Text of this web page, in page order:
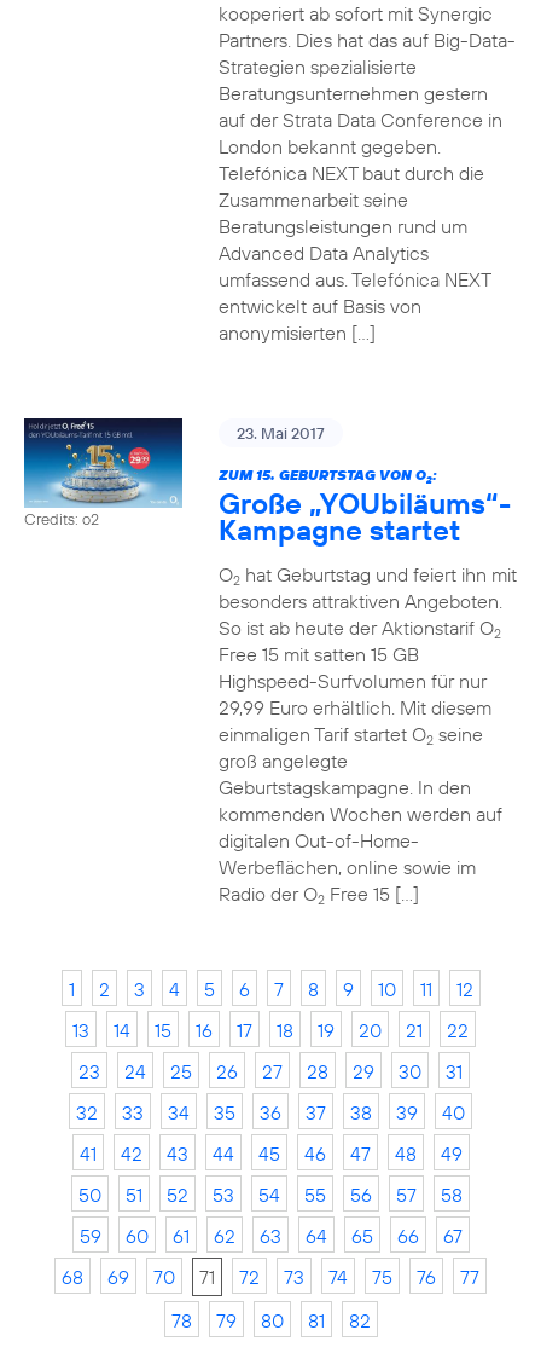
kooperiert ab sofort mit Synergic
Partners. Dies hat das auf Big-Data-
Strategien spezialisierte
Beratungsunternehmen gestern
auf der Strata Data Conference in
London bekannt gegeben.
Telefónica NEXT baut durch die
Zusammenarbeit seine
Beratungsleistungen rund um
Advanced Data Analytics
umfassend aus. Telefónica NEXT
entwickelt auf Basis von
anonymisierten […]
Credits: o2
23. Mai 2017
ZUM 15. GEBURTSTAG VON O2:
Große „YOUbiläums“-
Kampagne startet
O2hat Geburtstag und feiert ihn mit
besonders attraktiven Angeboten.
So ist ab heute der Aktionstarif O2
Free 15 mit satten 15 GB
Highspeed-Surfvolumen für nur
29,99 Euro erhältlich. Mit diesem
einmaligen Tarif startet O2seine
groß angelegte
Geburtstagskampagne. In den
kommenden Wochen werden auf
digitalen Out-of-Home-
Werbeflächen, online sowie im
Radio der O2Free 15 […]
1 2 3 4 5 6 7 8 9 10 11
12
13
14 15 16 17 18 19 20 21
22
23
24 25 26 27 28 29 30
31
32
33 34 35 36 37 38 39
40
41
42 43 44 45 46 47 48
49
50
51 52 53 54 55 56 57
58
59
60 61 62 63 64 65 66
67
68
69 70 71 72 73 74 75 76
77
78
79 80 81 82